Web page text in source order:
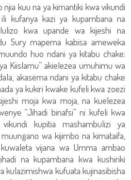
kuu na ya kimantiki kwa vikundi
kufanya kazi ya kupambana na
kwa upande wa kijeshi na
Sury mapema kabisa ameweka
huo ndani ya kitabu chake:
Kiislamu” akielezea umuhimu wa
akasema ndani ya kitabu chake
ya kukiri kwake kufeli kwa zoezi
moja kwa moja, na kuelezea
“Jihadi binafsi” ni kufeli kwa
kupitia mashambulizi ya
wa kijimbo na kimataifa,
vijana wa Umma ambao
na kupambana kwa kushiriki
kulazimishwa kufuata kujinasibisha